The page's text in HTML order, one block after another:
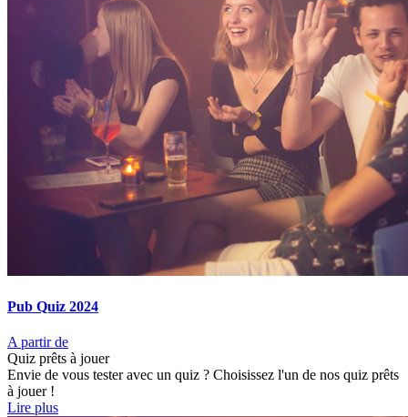
Pub Quiz 2024
A partir de
Quiz prêts à jouer
Envie de vous tester avec un quiz ? Choisissez l'un de nos quiz prêts
à jouer !
Lire plus